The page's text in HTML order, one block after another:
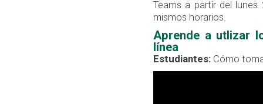
Teams a partir del
mismos horarios.
Aprende a utlizar
línea
Estudiantes: Cómo